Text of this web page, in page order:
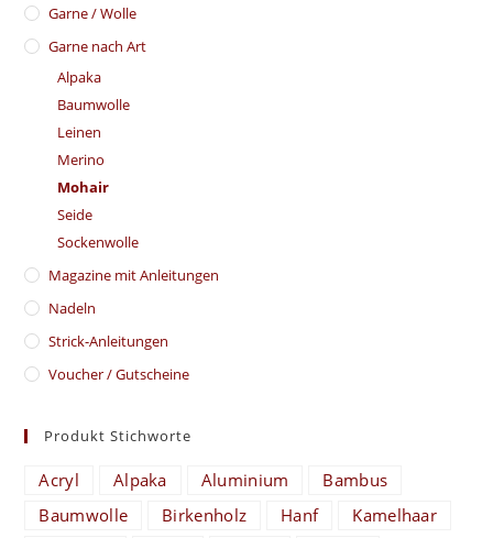
Garne / Wolle
Garne nach Art
Alpaka
Baumwolle
Leinen
Merino
Mohair
Seide
Sockenwolle
Magazine mit Anleitungen
Nadeln
Strick-Anleitungen
Voucher / Gutscheine
Produkt Stichworte
Acryl Alpaka Aluminium
Bambus
Baumwolle
Birkenholz Hanf
Kamelhaar